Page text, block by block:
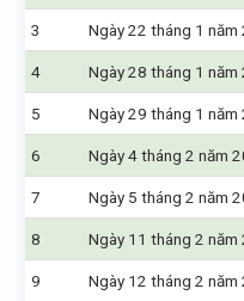
3 Ngày 22 tháng 1 năm
4 Ngày 28 tháng 1 năm
5 Ngày 29 tháng 1 năm
6 Ngày 4 tháng 2 năm
7 Ngày 5 tháng 2 năm
8 Ngày 11 tháng 2 năm
9 Ngày 12 tháng 2 năm